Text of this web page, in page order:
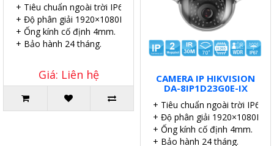
+ Tiêu chuẩn ngoài trời IP67.
+ Độ phân giải 1920×1080P.
+ Ống kính cố định 4mm.
+ Bảo hành 24 tháng.
Giá: Liên hệ
CAMERA IP HIKVISION
DA-8IP1D23G0E-IX
+ Tiêu chuẩn ngoài trời IP67.
+ Độ phân giải 1920×1080P.
+ Ống kính cố định 4mm.
+ Bảo hành 24 tháng.